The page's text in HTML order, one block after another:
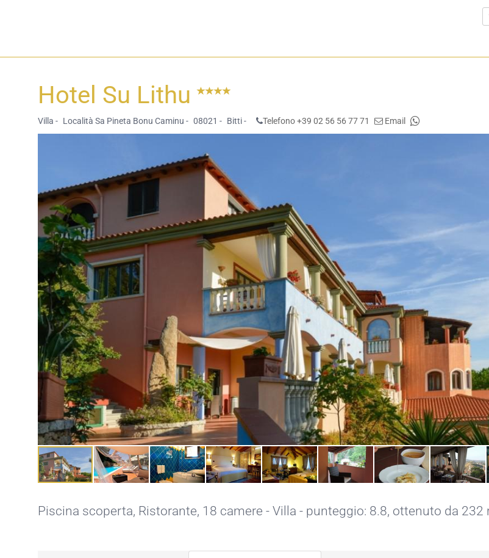
Hotel Su Lithu
Villa - Località Sa Pineta Bonu Caminu - 08021 - Bitti - Telefono +39 02 56 56 77 71 Email
Piscina scoperta, Ristorante, 18 camere - Villa - punteggio: 8.8, ottenuto da 232